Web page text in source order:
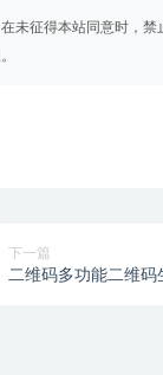
未征得本站同意时，
下一篇
二维码多功能二维码